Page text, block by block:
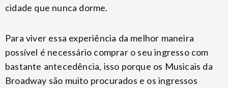
cidade que nunca dorme.
Para viver essa experiência da melhor maneira
possível é necessário comprar o seu ingresso com
bastante antecedência, isso porque os Musicais da
Broadway são muito procurados e os ingressos